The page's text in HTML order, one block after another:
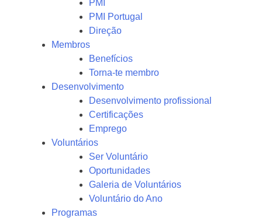
PMI
PMI Portugal
Direção
Membros
Benefícios
Torna-te membro
Desenvolvimento
Desenvolvimento profissional
Certificações
Emprego
Voluntários
Ser Voluntário
Oportunidades
Galeria de Voluntários
Voluntário do Ano
Programas